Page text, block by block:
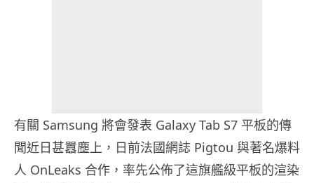
有關 Samsung 將會發表 Galaxy Tab S7 平板的傳
聞近日甚囂塵上，日前法國網誌 Pigtou 與著名爆料
人 OnLeaks 合作，率先公佈了這旗艦級平板的渲染